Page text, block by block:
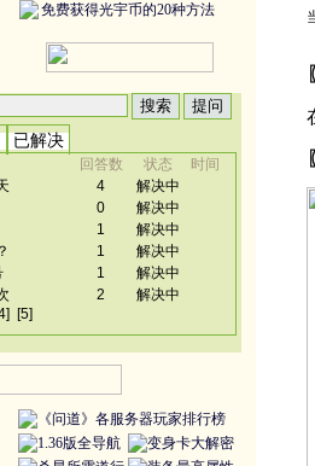
免费获得光宇币的20种方法
《问道》各服务器玩家排行榜
1.36版全导航
变身卡大解密